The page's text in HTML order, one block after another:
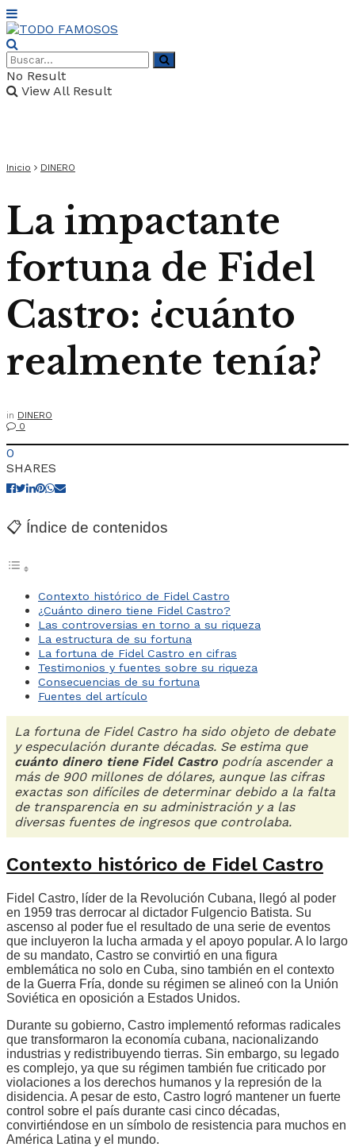
No Result
View All Result
Inicio DINERO
La impactante
fortuna de Fidel
Castro: ¿cuánto
realmente tenía?
in DINERO
0
0
SHARES
📋 Índice de contenidos
Contexto histórico de Fidel Castro
¿Cuánto dinero tiene Fidel Castro?
Las controversias en torno a su riqueza
La estructura de su fortuna
La fortuna de Fidel Castro en cifras
Testimonios y fuentes sobre su riqueza
Consecuencias de su fortuna
Fuentes del artículo
La fortuna de Fidel Castro ha sido objeto de debate
y especulación durante décadas. Se estima que
cuánto dinero tiene Fidel Castro podría ascender a
más de 900 millones de dólares, aunque las cifras
exactas son difíciles de determinar debido a la falta
de transparencia en su administración y a las
diversas fuentes de ingresos que controlaba.
Contexto histórico de Fidel Castro
Fidel Castro, líder de la Revolución Cubana, llegó al poder
en 1959 tras derrocar al dictador Fulgencio Batista. Su
ascenso al poder fue el resultado de una serie de eventos
que incluyeron la lucha armada y el apoyo popular. A lo largo
de su mandato, Castro se convirtió en una figura
emblemática no solo en Cuba, sino también en el contexto
de la Guerra Fría, donde su régimen se alineó con la Unión
Soviética en oposición a Estados Unidos.
Durante su gobierno, Castro implementó reformas radicales
que transformaron la economía cubana, nacionalizando
industrias y redistribuyendo tierras. Sin embargo, su legado
es complejo, ya que su régimen también fue criticado por
violaciones a los derechos humanos y la represión de la
disidencia. A pesar de esto, Castro logró mantener un fuerte
control sobre el país durante casi cinco décadas,
convirtiéndose en un símbolo de resistencia para muchos en
América Latina y el mundo.